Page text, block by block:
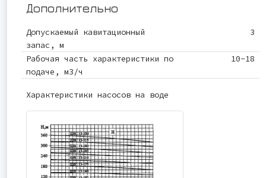
Дополнительно
Допускаемый кавитационный
запас, м
3
Рабочая часть характеристики по
подаче, м3/ч
10-18
Характеристики насосов на воде